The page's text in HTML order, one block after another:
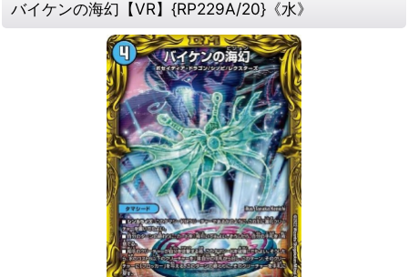
バイケンの海幻【VR】{RP229A/20}《水》